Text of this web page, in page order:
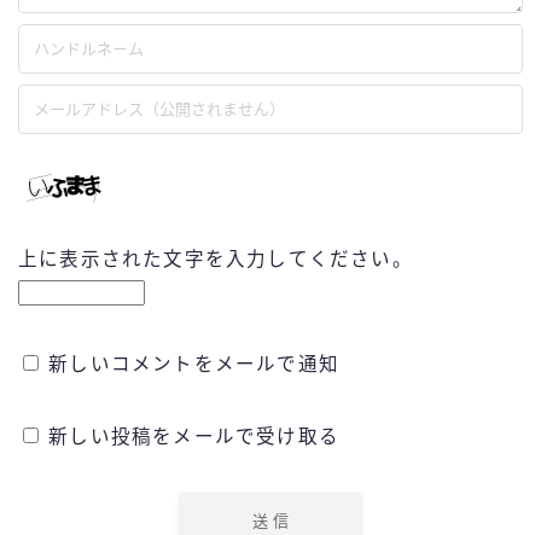
上に表示された文字を入力してください。
新しいコメントをメールで通知
新しい投稿をメールで受け取る